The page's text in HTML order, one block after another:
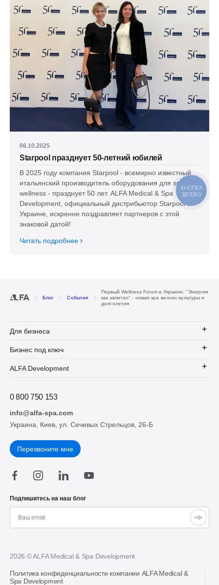
06.10.2025
Starpool празднует 50-летний юбилей
В 2025 году компания Starpool - всемирно известный
итальянский производитель оборудования для spa и
wellness - празднует 50 лет. ALFA Medical & Spa
Development, официальный дистрибьютор Starpool в
Украине, искренне поздравляет партнеров с этой
знаковой датой!
Читать подробнее
Блог События
Первый Wellness Forum в Украине: "Энергия
как капитал" - новая эра велнес-культуры и
долголетия
Для бизнеса
Бизнес под ключ
ALFA Development
0 800 750 153
info@alfa-spa.com
Украина, Киев, ул. Сечевых Стрельцов, 26-Б
Перезвоните мне
Подпишитесь на наш блог
2026 © ALFA Medical & Spa Development
Политика конфиденциальности компании ALFA Medical &
Spa Development
КНОПКА
ЗВ'ЯЗКУ